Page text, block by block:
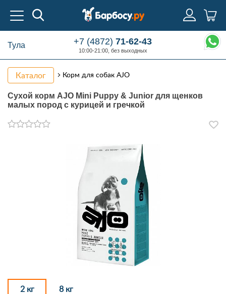
Тула +7 (4872)71-62-43
10:00-21:00, без выходных
Каталог Корм для собак AJO
Сухой корм AJO Mini Puppy & Junior для щенков
малых пород с курицей и гречкой
2 кг 8 кг